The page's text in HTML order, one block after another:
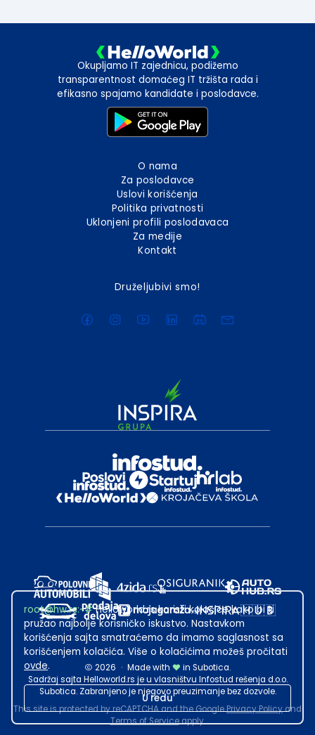
Okupljamo IT zajednicu, podižemo
transparentnost domaćeg IT tržišta rada i
efikasno spajamo kandidate i poslodavce.
O nama
Za poslodavce
Uslovi korišćenja
Politika privatnosti
Uklonjeni profili poslodavaca
Za medije
Kontakt
Druželjubivi smo!
2026 · Made with
in Subotica.
Sadržaj sajta Helloworld.rs je u vlasništvu Infostud rešenja d.o.o.
Subotica. Zabranjeno je njegovo preuzimanje bez dozvole.
This site is protected by reCAPTCHA and the GooglePrivacy Policyand
Terms of Serviceapply.
root@hw.rs:~#Helloworld.rs koristi kolačiće kako bi ti
pružao najbolje korisničko iskustvo. Nastavkom
korišćenja sajta smatraćemo da imamo saglasnost sa
korišćenjem kolačića. Više o kolačićima možeš pročitati
ovde.
U redu